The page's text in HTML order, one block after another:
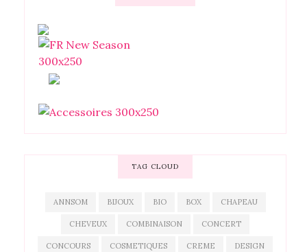
TAG CLOUD
ANNSOM BIJOUX BIO BOX CHAPEAU
CHEVEUX COMBINAISON CONCERT
CONCOURS COSMETIQUES CREME DESIGN